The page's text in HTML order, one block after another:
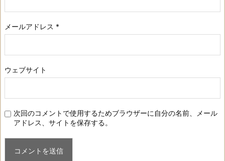
メールアドレス *
ウェブサイト
次回のコメントで使用するためブラウザーに自分の名前、メール
アドレス、サイトを保存する。